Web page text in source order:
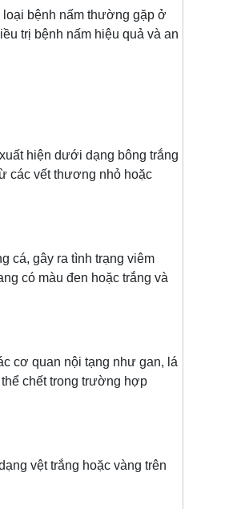
bệnh nấm thường gặp ở
trị bệnh nấm hiệu quả và an
hiện dưới dạng bông trắng
các vết thương nhỏ hoặc
cá, gây ra tình trạng viêm
có màu đen hoặc trắng và
cơ quan nội tạng như gan, lá
chết trong trường hợp
vệt trắng hoặc vàng trên